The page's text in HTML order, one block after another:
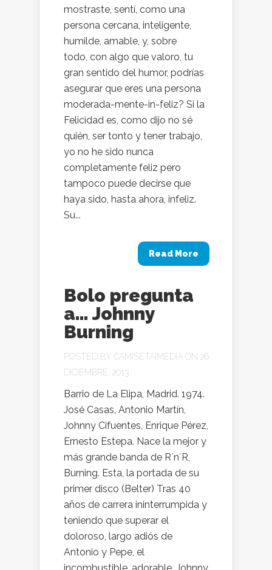
mostraste, sentí, como una
persona cercana, inteligente,
humilde, amable, y, sobre
todo, con algo que valoro, tu
gran sentido del humor, podrías
asegurar que eres una persona
moderada-mente-in-feliz? Si la
Felicidad es, como dijo no sé
quién, ser tonto y tener trabajo,
yo no he sido nunca
completamente feliz pero
tampoco puede decirse que
haya sido, hasta ahora, infeliz.
Su...
Read More
Bolo pregunta
a… Johnny
Burning
POSTED BY CAMISETAIMEDIA ON 26
DICIEMBRE, 2013
Barrio de La Elipa, Madrid. 1974.
José Casas, Antonio Martín,
Johnny Cifuentes, Enrique Pérez,
Ernesto Estepa. Nace la mejor y
más grande banda de R´n´R,
Burning. Esta, la portada de su
primer disco (Belter) Tras 40
años de carrera ininterrumpida y
teniendo que superar el
doloroso, largo adiós de
Antonio y Pepe, el